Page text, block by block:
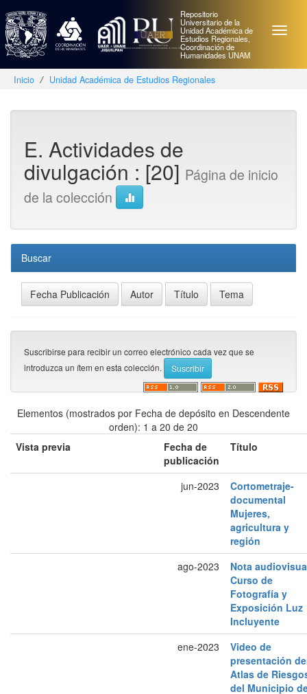
navigation
Repositorio
Universitario de la
Unidad Académica de
Estudios Regionales,
Coordinación de
Humanidades UNAM
Inicio Unidad Académica de Estudios Regionales
E. Actividades de
divulgación : [20] Página de inicio
de la colección
Buscar
Suscribirse para recibir un correo electrónico cada vez que se
introduzca un ítem en esta colección.
Elementos (mostrados por Fecha de depósito en Descendente
orden): 1 a 20 de 20
Vista previa
Fecha de
publicación
Título
jun-2023
Cortometraje-
documental
Mujeres,
agricultura y
región
ago-2023
Nota
Curso de
Fotografía y
Exposición Luz
Incluyente
ene-2023
Video de
presentación
Atlas de
del Municipio